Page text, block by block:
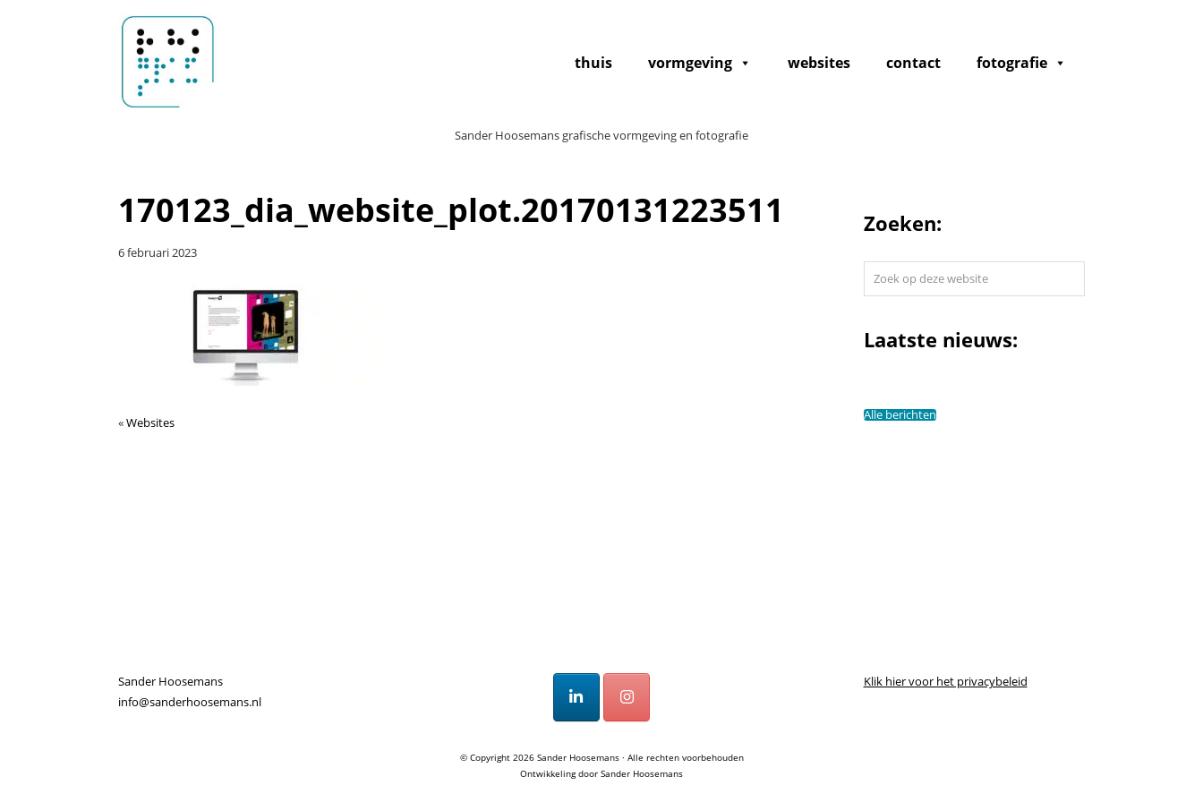
Sander
Hoosemans
thuis vormgeving websites contact fotografie
Sander Hoosemans grafische vormgeving en fotografie
170123_dia_website_plot.20170131223511
6 februari 2023
«Websites
Zoeken:
website
Laatste nieuws:
Alle berichten
Sander Hoosemans
info@sanderhoosemans.nl
Klik hier voor het privacybeleid
© Copyright 2026 Sander Hoosemans· Alle rechten voorbehouden
Ontwikkeling door Sander Hoosemans